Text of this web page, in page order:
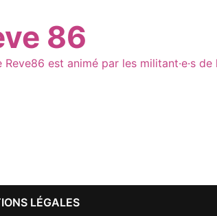
86
Reve86 est animé par les militant·e·s
LÉGALES